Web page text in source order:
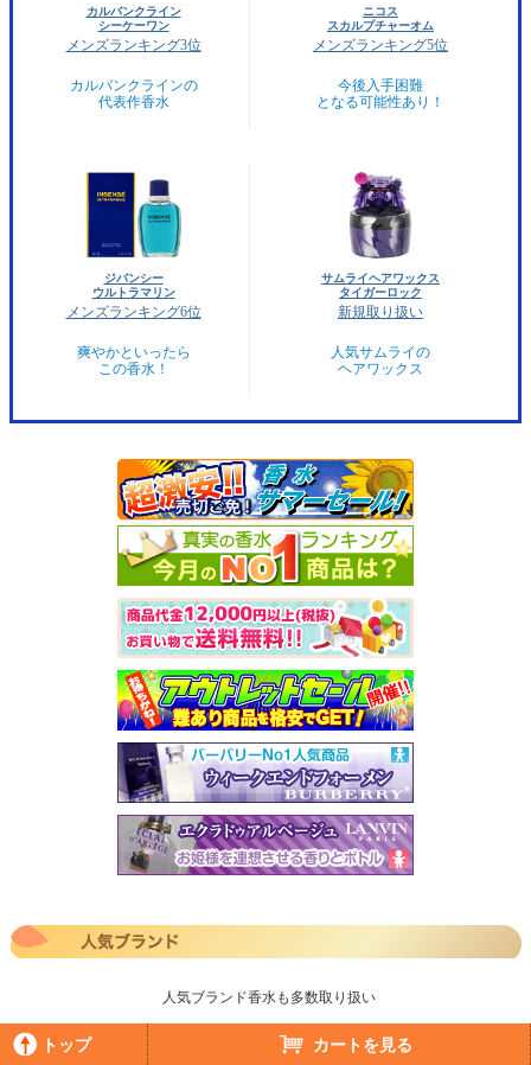
カルバンクライン
シーケーワン
メンズランキング3位
カルバンクラインの
代表作香水
ニコス
スカルプチャーオム
メンズランキング5位
今後入手困難
となる可能性あり！
ジバンシー
ウルトラマリン
メンズランキング6位
爽やかといったら
この香水！
サムライヘアワックス
タイガーロック
新規取り扱い
人気サムライの
ヘアワックス
人気ブランド香水も多数取り扱い
トップ カートを見る